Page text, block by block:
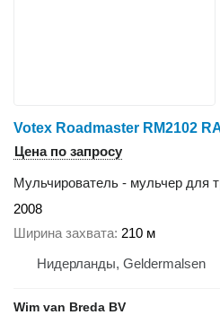
Цена по запросу
Мульчирователь - мульчер для
2008
Ширина захвата 210 м
Нидерланды, Geldermalsen
Wim van Breda BV